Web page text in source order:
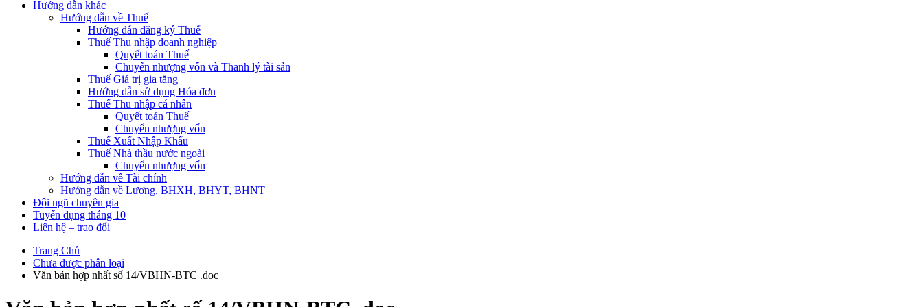
Hướng dẫn khác
Hướng dẫn về Thuế
Hướng dẫn đăng ký Thuế
Thuế Thu nhập doanh nghiệp
Quyết toán Thuế
Chuyển nhượng vốn và Thanh lý tài sản
Thuế Giá trị gia tăng
Hướng dẫn sử dụng Hóa đơn
Thuế Thu nhập cá nhân
Quyết toán Thuế
Chuyển nhượng vốn
Thuế Xuất Nhập Khẩu
Thuế Nhà thầu nước ngoài
Chuyển nhượng vốn
Hướng dẫn về Tài chính
Hướng dẫn về Lương, BHXH, BHYT, BHNT
Đội ngũ chuyên gia
Tuyển dụng tháng 10
Liên hệ – trao đổi
Trang Chủ
Chưa được phân loại
Văn bản hợp nhất số 14/VBHN-BTC .doc